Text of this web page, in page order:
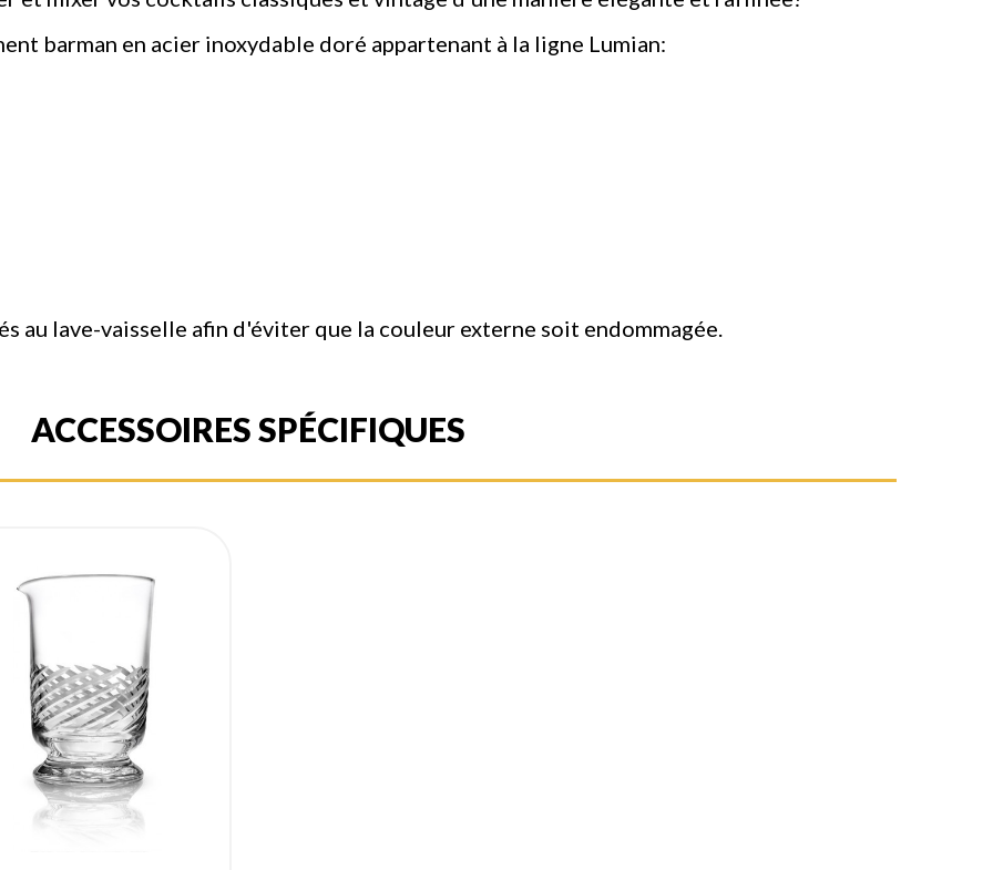
barman en acier inoxydable doré appartenant à la ligne Lumian:
au lave-vaisselle afin d'éviter que la couleur externe soit endommagée.
ACCESSOIRES SPÉCIFIQUES